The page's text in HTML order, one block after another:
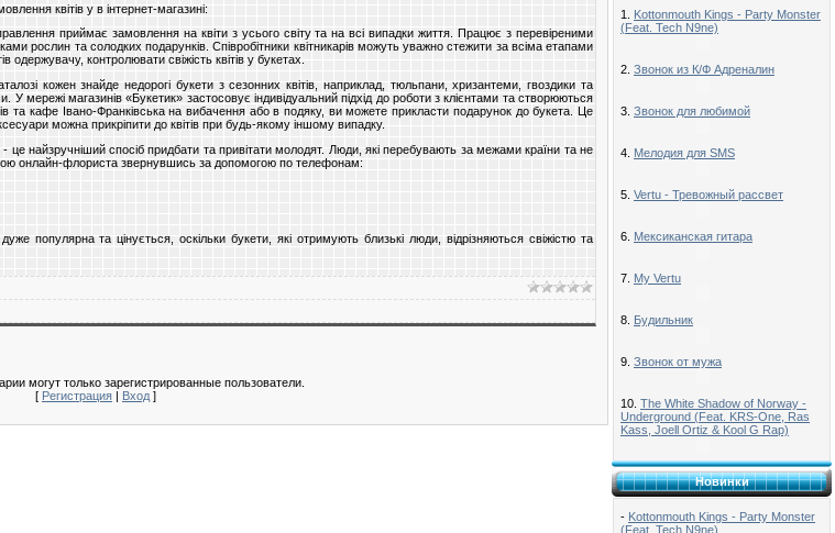
квітів у в інтернет-магазині:
приймає замовлення на квіти з усього світу та на всі випадки життя. Працює з перевіреними
рослин та солодких подарунків. Співробітники квітникарів можуть уважно стежити за всіма етапами
одержувачу, контролювати свіжість квітів у букетах.
кожен знайде недорогі букети з сезонних квітів, наприклад, тюльпани, хризантеми, гвоздики та
У мережі магазинів «Букетик» застосовує індивідуальний підхід до роботи з клієнтами та створюються
та кафе Івано-Франківська на вибачення або в подяку, ви можете прикласти подарунок до букета. Це
можна прикріпити до квітів при будь-якому іншому випадку.
- це найзручніший спосіб придбати та привітати молодят. Люди, які перебувають за межами країни та не
онлайн-флориста звернувшись за допомогою по телефонам:
популярна та цінується, оскільки букети, які отримують близькі люди, відрізняються свіжістю та
могут только зарегистрированные пользователи.
[ Регистрация | Вход ]
1. Kottonmouth Kings - Party Monster
(Feat. Tech N9ne)
2. Звонок из К/Ф Адреналин
3. Звонок для любимой
4. Мелодия для SMS
5. Vertu - Тревожный рассвет
6. Мексиканская гитара
7. My Vertu
8. Будильник
9. Звонок от мужа
10. The White Shadow of Norway -
Underground (Feat. KRS-One, Ras
Kass, Joell Ortiz & Kool G Rap)
Новинки
- Kottonmouth Kings - Party Monster
(Feat. Tech N9ne)